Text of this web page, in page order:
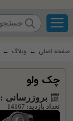
صفحه اصلی ← وبلاگ ←
چک ولو
بروزرسانی :
تعداد بازدید: 14167